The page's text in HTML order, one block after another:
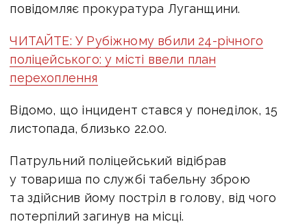
повідомляє прокуратура Луганщини.
ЧИТАЙТЕ: У Рубіжному вбили 24-річного
поліцейського: у місті ввели план
перехоплення
Відомо, що інцидент стався у понеділок, 15
листопада, близько 22.00.
Патрульний поліцейський відібрав
у товариша по службі табельну зброю
та здійснив йому постріл в голову, від чого
потерпілий загинув на місці.